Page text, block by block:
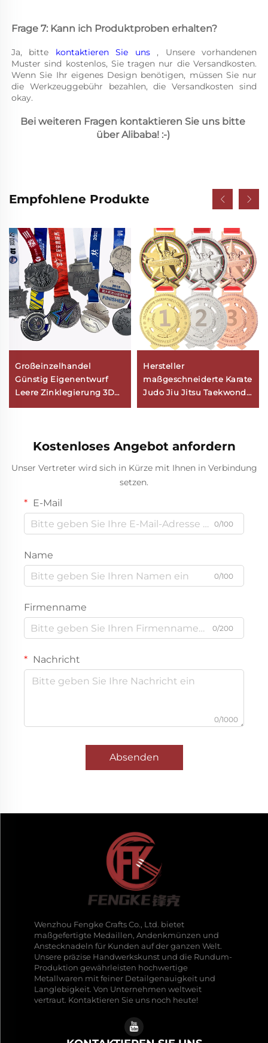
Frage 7: Kann ich Produktproben erhalten?
Ja, bitte kontaktieren Sie uns , Unsere vorhandenen
Muster sind kostenlos, Sie tragen nur die Versandkosten.
Wenn Sie Ihr eigenes Design benötigen, müssen Sie nur
die Werkzeuggebühr bezahlen, die Versandkosten sind
okay.
Bei weiteren Fragen kontaktieren Sie uns bitte
über Alibaba! :-)
Empfohlene Produkte
Großeinzelhandel
Günstig Eigenentwurf
Leere Zinklegierung 3D
Metall-Sportmedaille
Hersteller
maßgeschneiderte Karate
Judo Jiu Jitsu Taekwondo
Kostenloses Angebot anfordern
Unser Vertreter wird sich in Kürze mit Ihnen in Verbindung
setzen.
E-Mail
0/100
Name
0/100
Firmenname
0/200
Nachricht
0/1000
Absenden
Wenzhou Fengke Crafts Co., Ltd. bietet
maßgefertigte Medaillen, Andenkmünzen und
Anstecknadeln für Kunden auf der ganzen Welt.
Unsere präzise Handwerkskunst und die Rundum-
Produktion gewährleisten hochwertige
Metallwaren mit feiner Detailgenauigkeit und
Langlebigkeit. Von Unternehmen weltweit
vertraut. Kontaktieren Sie uns noch heute!